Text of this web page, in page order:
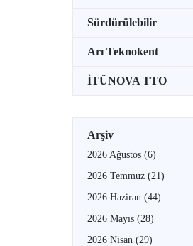
Sürdürülebilir
Arı Teknokent
İTÜNOVA TTO
Arşiv
2026 Ağustos (6)
2026 Temmuz (21)
2026 Haziran (44)
2026 Mayıs (28)
2026 Nisan (29)